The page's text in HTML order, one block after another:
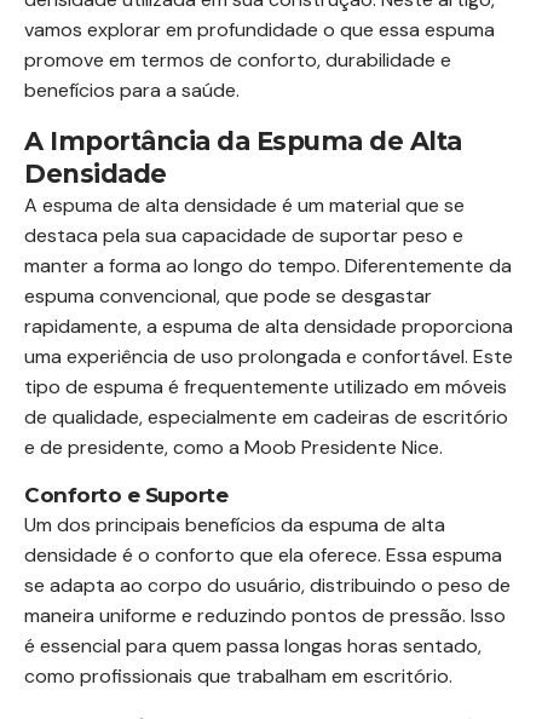
vamos explorar em profundidade o que essa espuma
promove em termos de conforto, durabilidade e
benefícios para a saúde.
A Importância da Espuma de Alta
Densidade
A espuma de alta densidade é um material que se
destaca pela sua capacidade de suportar peso e
manter a forma ao longo do tempo. Diferentemente da
espuma convencional, que pode se desgastar
rapidamente, a espuma de alta densidade proporciona
uma experiência de uso prolongada e confortável. Este
tipo de espuma é frequentemente utilizado em móveis
de qualidade, especialmente em cadeiras de escritório
e de presidente, como a Moob Presidente Nice.
Conforto e Suporte
Um dos principais benefícios da espuma de alta
densidade é o conforto que ela oferece. Essa espuma
se adapta ao corpo do usuário, distribuindo o peso de
maneira uniforme e reduzindo pontos de pressão. Isso
é essencial para quem passa longas horas sentado,
como profissionais que trabalham em escritório.